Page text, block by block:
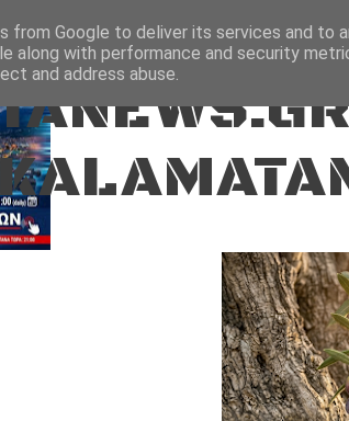
from Google to deliver its services and to
along with performance and security
and address abuse.